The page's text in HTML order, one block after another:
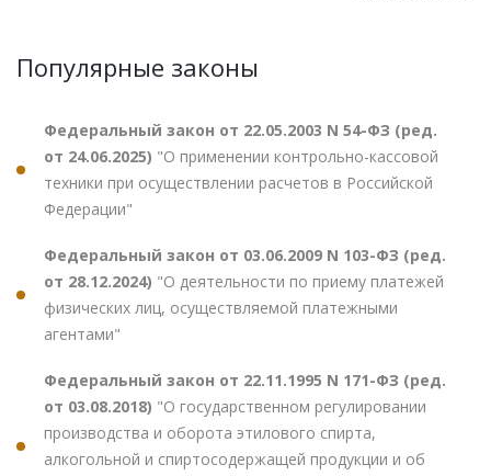
Популярные законы
Федеральный закон от 22.05.2003 N 54-ФЗ (ред.
от 24.06.2025) "О применении контрольно-кассовой
техники при осуществлении расчетов в Российской
Федерации"
Федеральный закон от 03.06.2009 N 103-ФЗ (ред.
от 28.12.2024) "О деятельности по приему платежей
физических лиц, осуществляемой платежными
агентами"
Федеральный закон от 22.11.1995 N 171-ФЗ (ред.
от 03.08.2018) "О государственном регулировании
производства и оборота этилового спирта,
алкогольной и спиртосодержащей продукции и об